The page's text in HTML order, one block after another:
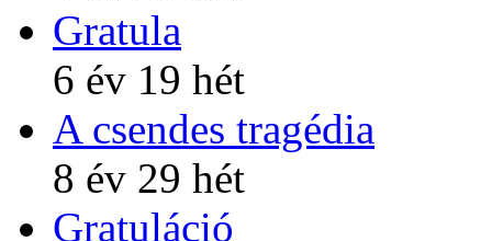
Gratula
6 év 19 hét
A csendes tragédia
8 év 29 hét
Gratuláció